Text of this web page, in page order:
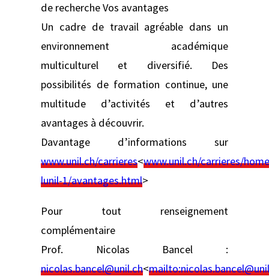
de recherche Vos avantages
Un cadre de travail agréable dans un
environnement académique
multiculturel et diversifié. Des
possibilités de formation continue, une
multitude d’activités et d’autres
avantages à découvrir.
Davantage d’informations sur
www.unil.ch/carrieres<www.unil.ch/carrieres/
lunil-1/avantages.html>
Pour tout renseignement
complémentaire
Prof. Nicolas Bancel :
nicolas.bancel@unil.ch<mailto: